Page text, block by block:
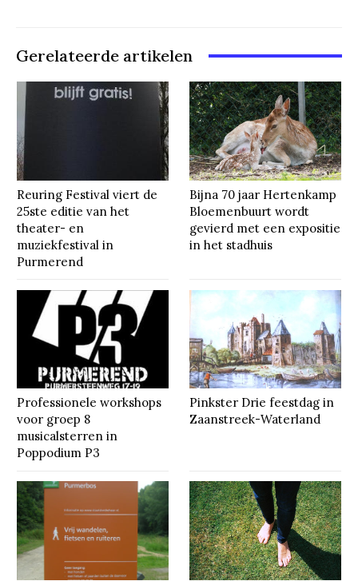
Gerelateerde artikelen
Reuring Festival viert de
25ste editie van het
theater- en
muziekfestival in
Purmerend
Bijna 70 jaar Hertenkamp
Bloemenbuurt wordt
gevierd met een expositie
in het stadhuis
Professionele workshops
voor groep 8
musicalsterren in
Poppodium P3
Pinkster Drie feestdag in
Zaanstreek-Waterland